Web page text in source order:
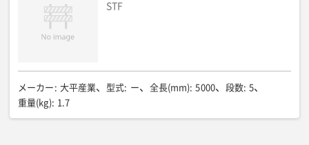
STF
メーカー : 大平産業 型式: ー 全長(mm): 5000 段数: 5
重量(kg): 1.7